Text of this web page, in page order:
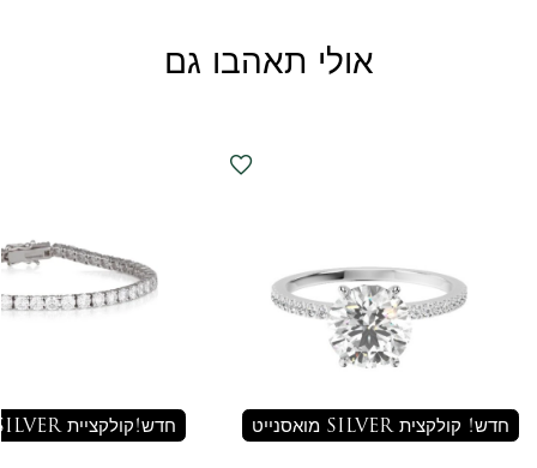
אולי תאהבו גם
חדש! קולקצית SILVER מואסנייט חדש!קולקציית SILVER מואסנייט